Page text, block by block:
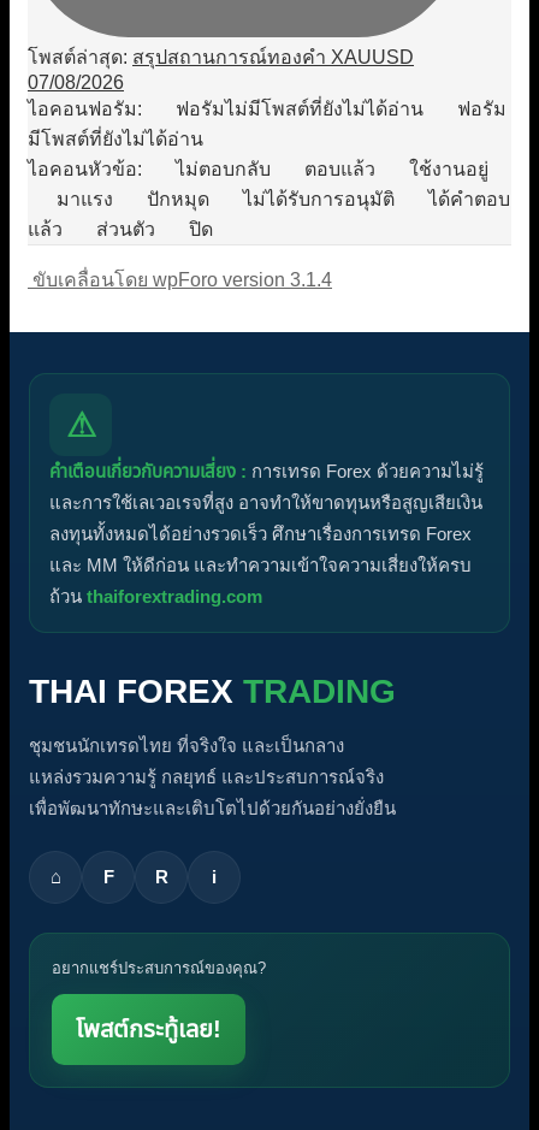
โพสต์ล่าสุด: สรุปสถานการณ์ทองคำ XAUUSD
07/08/2026
ไอคอนฟอรัม:
ฟอรัมไม่มีโพสต์ที่ยังไม่ได้อ่าน
ฟอรัม
มีโพสต์ที่ยังไม่ได้อ่าน
ไอคอนหัวข้อ:
ไม่ตอบกลับ ตอบแล้ว
ใช้งานอยู่
มาแรง
ปักหมุด ไม่ได้รับการอนุมัติ
ได้คำตอบ
แล้ว
ส่วนตัว ปิด
ขับเคลื่อนโดย wpForo version 3.1.4
⚠
คำเตือนเกี่ยวกับความเสี่ยง : การเทรด Forex ด้วยความไม่รู้
และการใช้เลเวอเรจที่สูง อาจทำให้ขาดทุนหรือสูญเสียเงิน
ลงทุนทั้งหมดได้อย่างรวดเร็ว ศึกษาเรื่องการเทรด Forex
และ MM ให้ดีก่อน และทำความเข้าใจความเสี่ยงให้ครบ
ถ้วน thaiforextrading.com
THAI FOREX TRADING
ชุมชนนักเทรดไทย ที่จริงใจ และเป็นกลาง
แหล่งรวมความรู้ กลยุทธ์ และประสบการณ์จริง
เพื่อพัฒนาทักษะและเติบโตไปด้วยกันอย่างยั่งยืน
⌂ F R i
อยากแชร์ประสบการณ์ของคุณ?
โพสต์กระทู้เลย!